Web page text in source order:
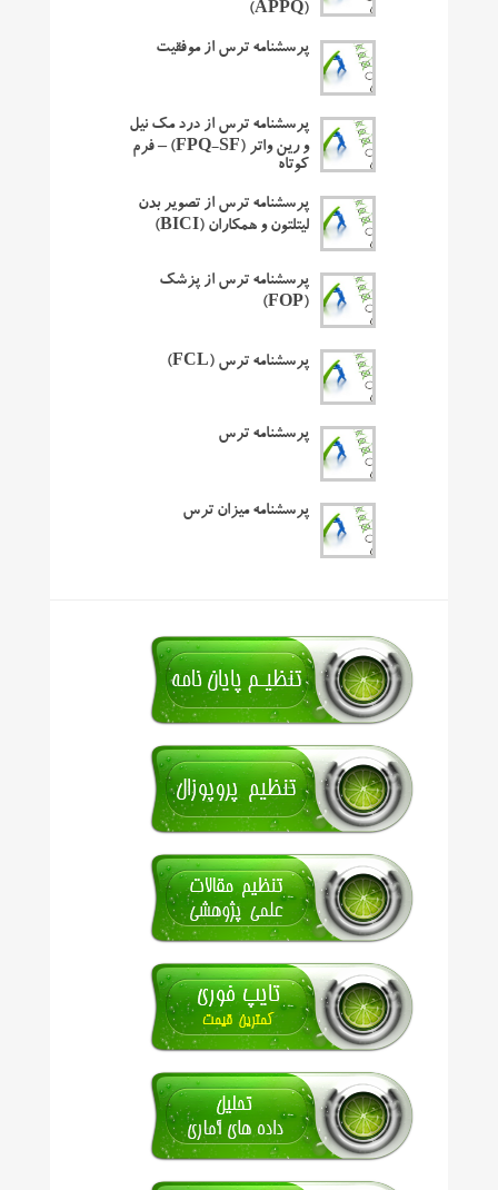
(APPQ)
پرسشنامه ترس از موفقیت
پرسشنامه ترس از درد مک نیل
و رین واتر (FPQ-SF) – فرم
کوتاه
پرسشنامه ترس از تصویر بدن
لیتلتون و همکاران (BICI)
پرسشنامه ترس از پزشک
(FOP)
پرسشنامه ترس (FCL)
پرسشنامه ترس
پرسشنامه میزان ترس